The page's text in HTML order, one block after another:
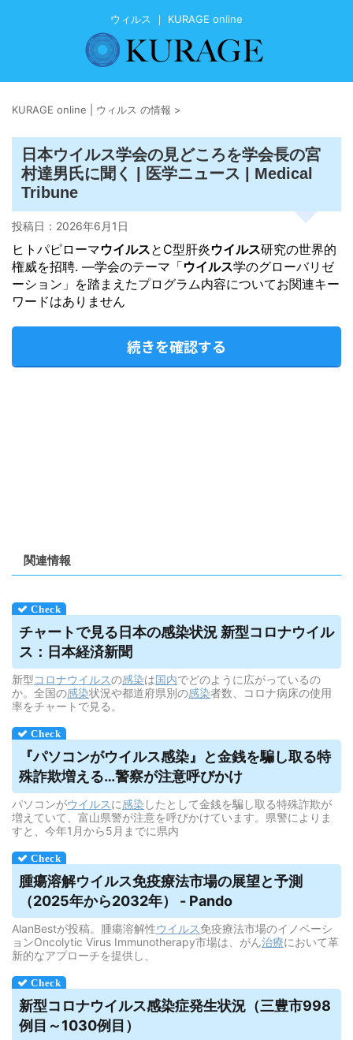
ウィルス ｜ KURAGE online
KURAGE online | ウィルス の情報 >
日本ウイルス学会の見どころを学会長の宮
村達男氏に聞く | 医学ニュース | Medical
Tribune
投稿日： 2026年6月1日
ヒトパピローマウイルスとC型肝炎ウイルス研究の世界的
権威を招聘. —学会のテーマ「ウイルス学のグローバリゼ
ーション」を踏まえたプログラム内容についてお関連キー
ワードはありません
続きを確認する
関連情報
チャートで見る日本の感染状況 新型コロナウイル
ス ：日本経済新聞
新型コロナウイルスの感染は国内でどのように広がっているの
か。全国の感染状況や都道府県別の感染者数、コロナ病床の使用
率をチャートで見る。
『パソコンがウイルス感染』と金銭を騙し取る特
殊詐欺増える…警察が注意呼びかけ
パソコンがウイルスに感染 したとして金銭を騙し取る特殊詐欺が
増えていて、富山県警が注意を呼びかけています。県警によりま
すと、今年1月から5月までに県内
腫瘍溶解ウイルス免疫療法市場の展望と予測
（2025年から2032年） - Pando
AlanBestが投稿。腫瘍溶解性ウイルス免疫療法市場のイノベーシ
ョンOncolytic Virus Immunotherapy市場は、がん治療において革
新的なアプローチを提供し、
新型コロナウイルス感染症発生状況（三豊市998
例目～1030例目）